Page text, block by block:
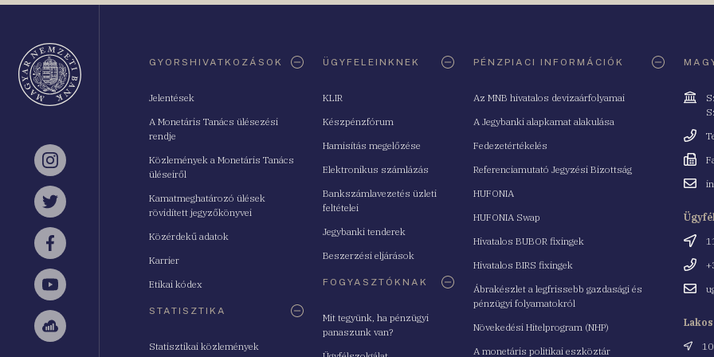
Instagram
Twitter
Facebook
YouTube
Sellsy
GYORSHIVATKOZÁSOK
Jelentések
A Monetáris Tanács ülésezési
rendje
Közlemények a Monetáris Tanács
üléseiről
Kamatmeghatározó ülések
rövidített jegyzőkönyvei
Közérdekű adatok
Karrier
Etikai kódex
STATISZTIKA
Statisztikai közlemények
ÜGYFELEINKNEK
KLIR
Készpénzfórum
Hamisítás megelőzése
Elektronikus számlázás
Bankszámlavezetés üzleti
feltételei
Jegybanki tenderek
Beszerzési eljárások
FOGYASZTÓKNAK
Mit tegyünk, ha pénzügyi
panaszunk van?
PÉNZPIACI INFORMÁCIÓK
Az MNB hivatalos devizaárfolyamai
A Jegybanki alapkamat alakulása
Fedezetértékelés
Referenciamutató Jegyzési Bizottság
HUFONIA
HUFONIA Swap
Hivatalos BUBOR fixingek
Hivatalos BIRS fixingek
Ábrakészlet a legfrissebb gazdasági és
pénzügyi folyamatokról
Növekedési Hitelprogram (NHP)
A monetáris politikai eszköztár
Cím
Fax
Email
Cím
Email
Cím